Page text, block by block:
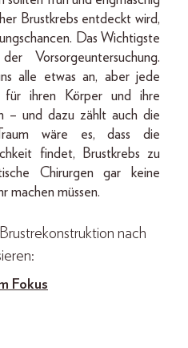
Brustkrebs entdeckt wird,
Das Wichtigste
Vorsorgeuntersuchung.
alle etwas an, aber jede
für ihren Körper und ihre
– und dazu zählt auch die
wäre es, dass die
findet, Brustkrebs zu
Chirurgen gar keine
machen müssen.
nach
Fokus